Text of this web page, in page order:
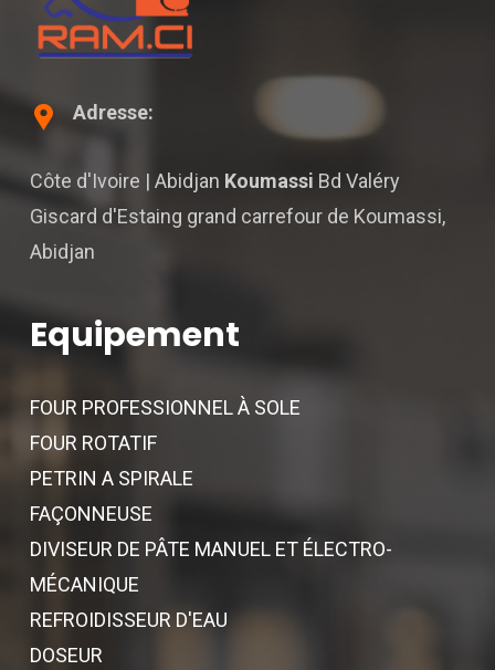
Adresse:
Côte d'Ivoire | Abidjan Koumassi Bd Valéry
Giscard d'Estaing grand carrefour de Koumassi,
Abidjan
Equipement
FOUR PROFESSIONNEL À SOLE
FOUR ROTATIF
PETRIN A SPIRALE
FAÇONNEUSE
DIVISEUR DE PÂTE MANUEL ET ÉLECTRO-
MÉCANIQUE
REFROIDISSEUR D'EAU
DOSEUR